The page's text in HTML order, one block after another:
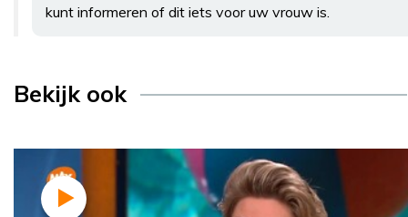
kunt informeren of dit iets voor uw vrouw is.
Bekijk ook